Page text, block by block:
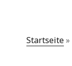
Startseite»